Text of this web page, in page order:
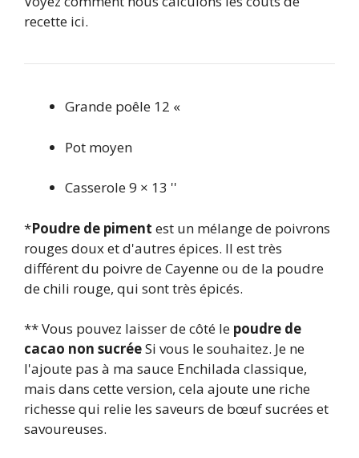
recette ici.
Grande poêle 12 «
Pot moyen
Casserole 9 × 13 ''
*Poudre de piment est un mélange de poivrons
rouges doux et d'autres épices. Il est très
différent du poivre de Cayenne ou de la poudre
de chili rouge, qui sont très épicés.
** Vous pouvez laisser de côté le poudre de
cacao non sucréeSi vous le souhaitez. Je ne
l'ajoute pas à ma sauce Enchilada classique,
mais dans cette version, cela ajoute une riche
richesse qui relie les saveurs de bœuf sucrées et
savoureuses.